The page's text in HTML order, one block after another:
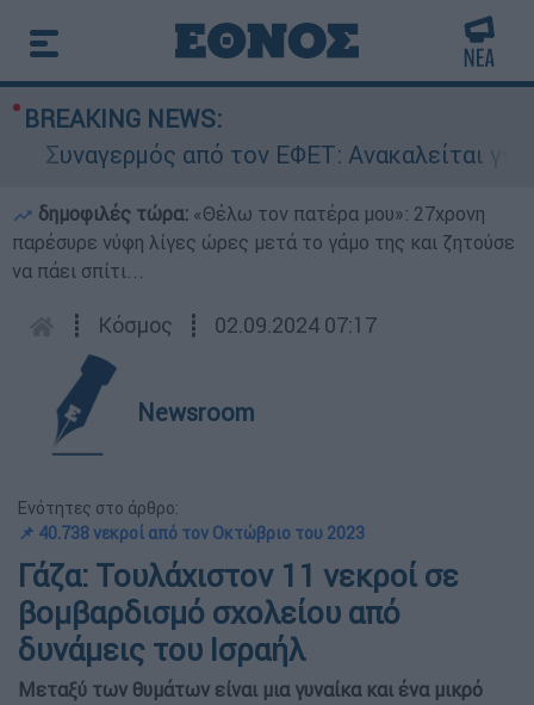
BREAKING NEWS:
από τον ΕΦΕΤ: Ανακαλείται
δημοφιλές τώρα: «Θέλω τον πατέρα μου»: 27χρονη
παρέσυρε νύφη λίγες ώρες μετά το γάμο της και ζητούσε
να πάει σπίτι...
┋ Κόσμος ┋ 02.09.2024 07:17
Newsroom
Ενότητες στο άρθρο:
📌 40.738 νεκροί από τον Οκτώβριο του 2023
Γάζα: Τουλάχιστον 11 νεκροί σε
βομβαρδισμό σχολείου από
δυνάμεις του Ισραήλ
Μεταξύ των θυμάτων είναι μια γυναίκα και ένα μικρό